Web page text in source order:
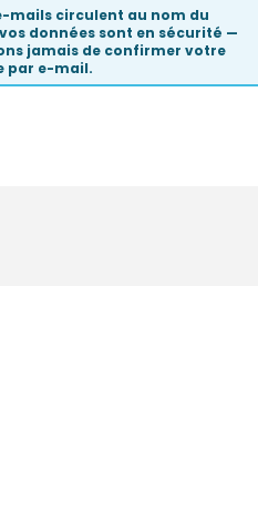
mails circulent au nom du
vos données sont en sécurité —
jamaisde confirmer votre
par e-mail.